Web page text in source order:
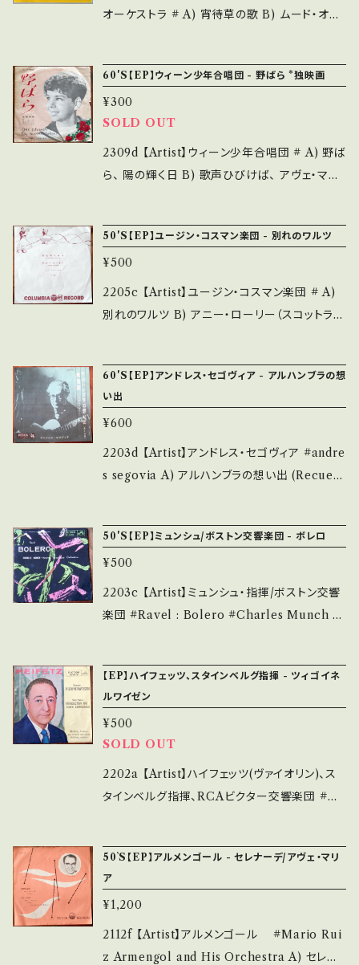
ase purchase it if you understand that it
onbankutsu.thebase.in/items/14252144
お知らせ等は、About 画面にてご確認ください。
___
開封など A・綺麗・キズ等も無く、痛みも薄い B・
という事をご理解して頂ける方のご購入をお願
い致します。 Please purchase it if you und
erstand that it is second hand. *詳しくは
■■■状態・説明 / 発送について■■■ をご覧
ください。 https://onbankutsu.thebase.in/it
オーケストラ # A) 宵待草の歌 B) ムード・オリ
Jacket/Record：B/B (国内盤/振付、譜面付)
60'S【EP】ウィーン少年合唱団 - 野ばら *独映画
¥300
SOLD OUT
2309d 【Artist】ウィーン少年合唱団 # A) 野ば
ら、 陽の輝く日 B) 歌声ひびけば、 アヴェ・マリ
on】 Jacket/Record：B-/B- (国内盤・インナー
のみ) *ジャケ欠、レーベルにシール _______
__________________ 【About the st
ate/状態説明】 S・新品未開封など A・綺麗・キ
- で補足しています。 *中古という事をご理解し
て頂ける方のご購入をお願い致します。 Please
purchase it if you understand that it is s
econd hand. *詳しくは ■■■状態・説明 / 発
送について■■■ をご覧ください。 https://on
_【bid】2506y
50'S【EP】ユージン・コスマン楽団 - 別れのワルツ
¥500
2205c 【Artist】ユージン・コスマン楽団 # A)
別れのワルツ B) アニー・ローリー（スコットラン
参考視聴:https://youtu.be/C1TI4qc765M
【Condition】 Jacket/Record：B/B (国内盤)*
インナーに破れ __________________
_______ 【About the state/状態説明】 S・
新品未開封など A・綺麗・キズ等も無く、痛みも
す。 *中古という事をご理解して頂ける方のご購
入をお願い致します。 Please purchase it if
you understand that it is second hand. *
詳しくは ■■■状態・説明 / 発送について■■
画面にてご確認ください。 ___
60'S【EP】アンドレス・セゴヴィア - アルハンブラの想
い出
¥600
2203d 【Artist】アンドレス・セゴヴィア #andre
s segovia A) アルハンブラの想い出 (Recuerd
ECCA *ギター from.スペイン 参考視聴: http
s://youtu.be/j3H__gQrYyc 【Condition】Ja
cket/Record：B/B+ (国内盤) *ジャケ微しみ
_________________________ 【Ab
み・キズなど見られる C・痛み多・キズ多く痛み
多 その他、+ - で補足しています。 *中古という
事をご理解して頂ける方のご購入をお願い致し
ます。 Please purchase it if you understan
d that it is second hand. *詳しくは ■■■
状態・説明 / 発送について■■■ をご覧くださ
認ください。 ___
50'S【EP】ミュンシュ/ボストン交響楽団 - ボレロ
¥500
2203c 【Artist】ミュンシュ・指揮/ボストン交響
楽団 #Ravel : Bolero #Charles Munch A)
ル "ボレロ" 参考視聴: - 【Condition】Jacket/
Record：B/B (国内盤) *ジャケ表裏切り離され
ています。 ______________________
___ 【About the state/状態説明】 S・新品未
開封など A・綺麗・キズ等も無く、痛みも薄い B・
多少痛み・キズなど見られる C・痛み多・キズ多
い致します。 Please purchase it if you und
erstand that it is second hand. *詳しくは
■■■状態・説明 / 発送について■■■ をご覧
ください。 https://onbankutsu.thebase.in/it
ems/14252144 お知らせ等は、About 画面に
【EP】ハイフェッツ、スタインベルグ指揮 - ツィゴイネ
ルワイゼン
¥500
SOLD OUT
2202a 【Artist】ハイフェッツ(ヴァイオリン)、ス
タインベルグ指揮、RCAビクター交響楽団 #He
チオーソ 【Release/Label/Note】 19-- / ES-
8576 / ビクター *クラシック 【Condition】 Ja
cket/Record：B/B (国内盤) __________
_______________ 【About the state/
状態説明】 S・新品未開封など A・綺麗・キズ等
50`S【EP】アルメンゴール - セレナーデ/アヴェ・マリ
ア
¥1,200
2112f 【Artist】アルメンゴール #Mario Rui
z Armengol and His Orchestra A) セレナ